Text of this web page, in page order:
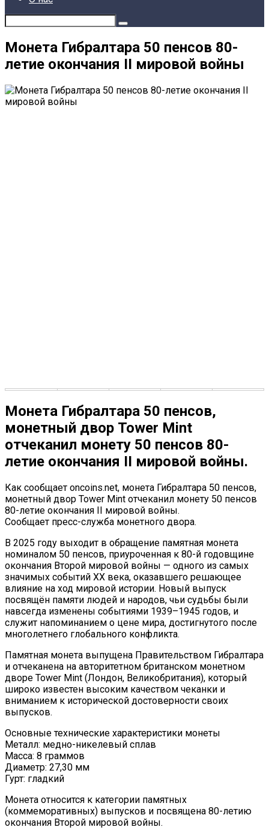
Монета Гибралтара 50 пенсов 80-
летие окончания II мировой войны
Монета Гибралтара 50 пенсов,
монетный двор Tower Mint
отчеканил монету 50 пенсов 80-
летие окончания II мировой войны.
Как сообщает oncoins.net, монета Гибралтара 50 пенсов,
монетный двор Tower Mint отчеканил монету 50 пенсов
80-летие окончания II мировой войны.
Сообщает пресс-служба монетного двора.
В 2025 году выходит в обращение памятная монета
номиналом 50 пенсов, приуроченная к 80-й годовщине
окончания Второй мировой войны — одного из самых
значимых событий XX века, оказавшего решающее
влияние на ход мировой истории. Новый выпуск
посвящён памяти людей и народов, чьи судьбы были
навсегда изменены событиями 1939–1945 годов, и
служит напоминанием о цене мира, достигнутого после
многолетнего глобального конфликта.
Памятная монета выпущена Правительством Гибралтара
и отчеканена на авторитетном британском монетном
дворе Tower Mint (Лондон, Великобритания), который
широко известен высоким качеством чеканки и
вниманием к исторической достоверности своих
выпусков.
Основные технические характеристики монеты
Металл: медно-никелевый сплав
Масса: 8 граммов
Диаметр: 27,30 мм
Гурт: гладкий
Монета относится к категории памятных
(коммеморативных) выпусков и посвящена 80-летию
окончания Второй мировой войны.